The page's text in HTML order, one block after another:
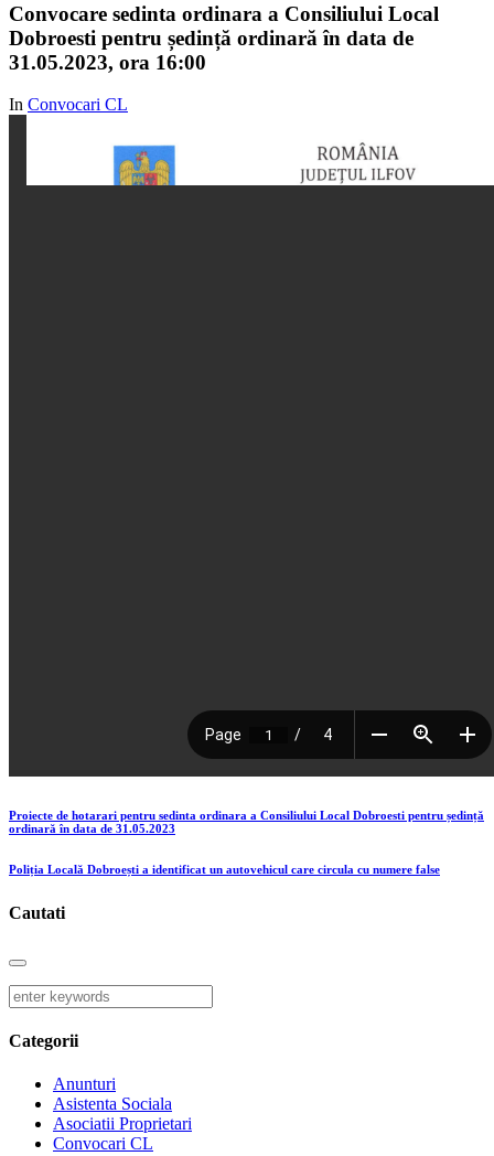
Convocare sedinta ordinara a Consiliului Local
Dobroesti pentru ședință ordinară în data de
31.05.2023, ora 16:00
In Convocari CL
Proiecte de hotarari pentru sedinta ordinara a Consiliului Local Dobroesti pentru ședință
ordinară în data de 31.05.2023
Poliția Locală Dobroești a identificat un autovehicul care circula cu numere false
Cautati
Categorii
Anunturi
Asistenta Sociala
Asociatii Proprietari
Convocari CL